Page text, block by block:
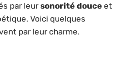
par leursonorité douce et
Voici quelques
par leur charme.